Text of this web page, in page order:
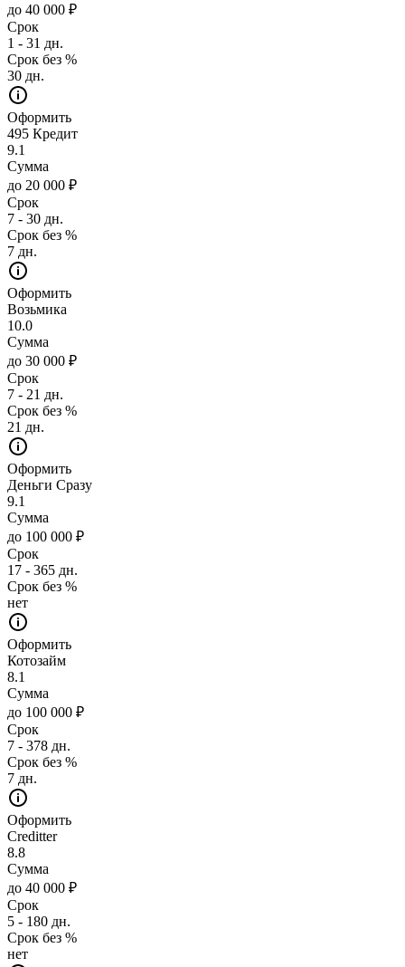
до 40 000 ₽
Срок
1 - 31 дн.
Срок без %
30 дн.
Оформить
495 Кредит
9.1
Сумма
до 20 000 ₽
Срок
7 - 30 дн.
Срок без %
7 дн.
Оформить
Возьмика
10.0
Сумма
до 30 000 ₽
Срок
7 - 21 дн.
Срок без %
21 дн.
Оформить
Деньги Сразу
9.1
Сумма
до 100 000 ₽
Срок
17 - 365 дн.
Срок без %
нет
Оформить
Котозайм
8.1
Сумма
до 100 000 ₽
Срок
7 - 378 дн.
Срок без %
7 дн.
Оформить
Creditter
8.8
Сумма
до 40 000 ₽
Срок
5 - 180 дн.
Срок без %
нет